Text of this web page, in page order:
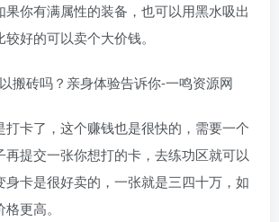
果你有满属性的装备，也可以用黑水吸出
好的可以卖个大价钱。
打卡了，这个赚钱也是很快的，需要一个
再提交一张你想打的卡，去练功区就可以
身卡是很好卖的，一张就是三四十万，如
更高。